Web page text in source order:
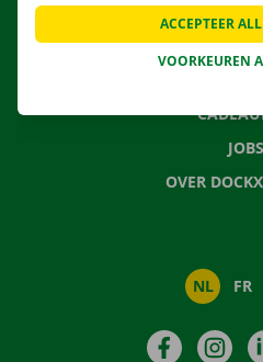
JOBS
OVER
NL FR
Facebook
VOORKEUREN
ACCEPTEER